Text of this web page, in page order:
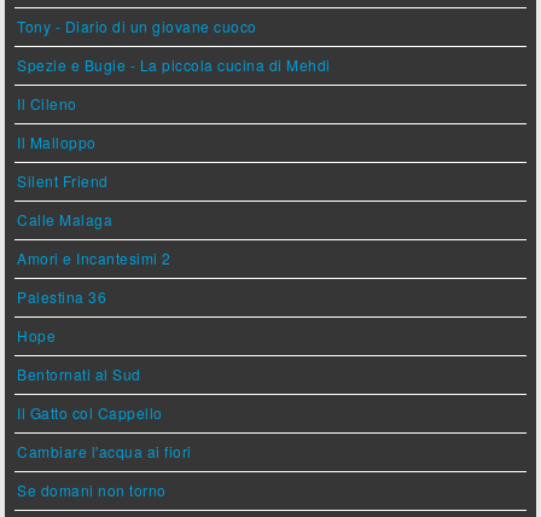
Tony - Diario di un giovane cuoco
Spezie e Bugie - La piccola cucina di Mehdi
Il Cileno
Il Malloppo
Silent Friend
Calle Malaga
Amori e Incantesimi 2
Palestina 36
Hope
Bentornati al Sud
Il Gatto col Cappello
Cambiare l'acqua ai fiori
Se domani non torno